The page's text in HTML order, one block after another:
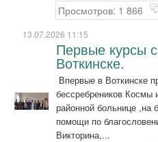
Просмотров: 1 866
13.07.2026 11:15
Первые курсы
Воткинске.
Впервые в Воткинске
бессребреников Космы
районной больнице ,на
помощи по
Викторина,...